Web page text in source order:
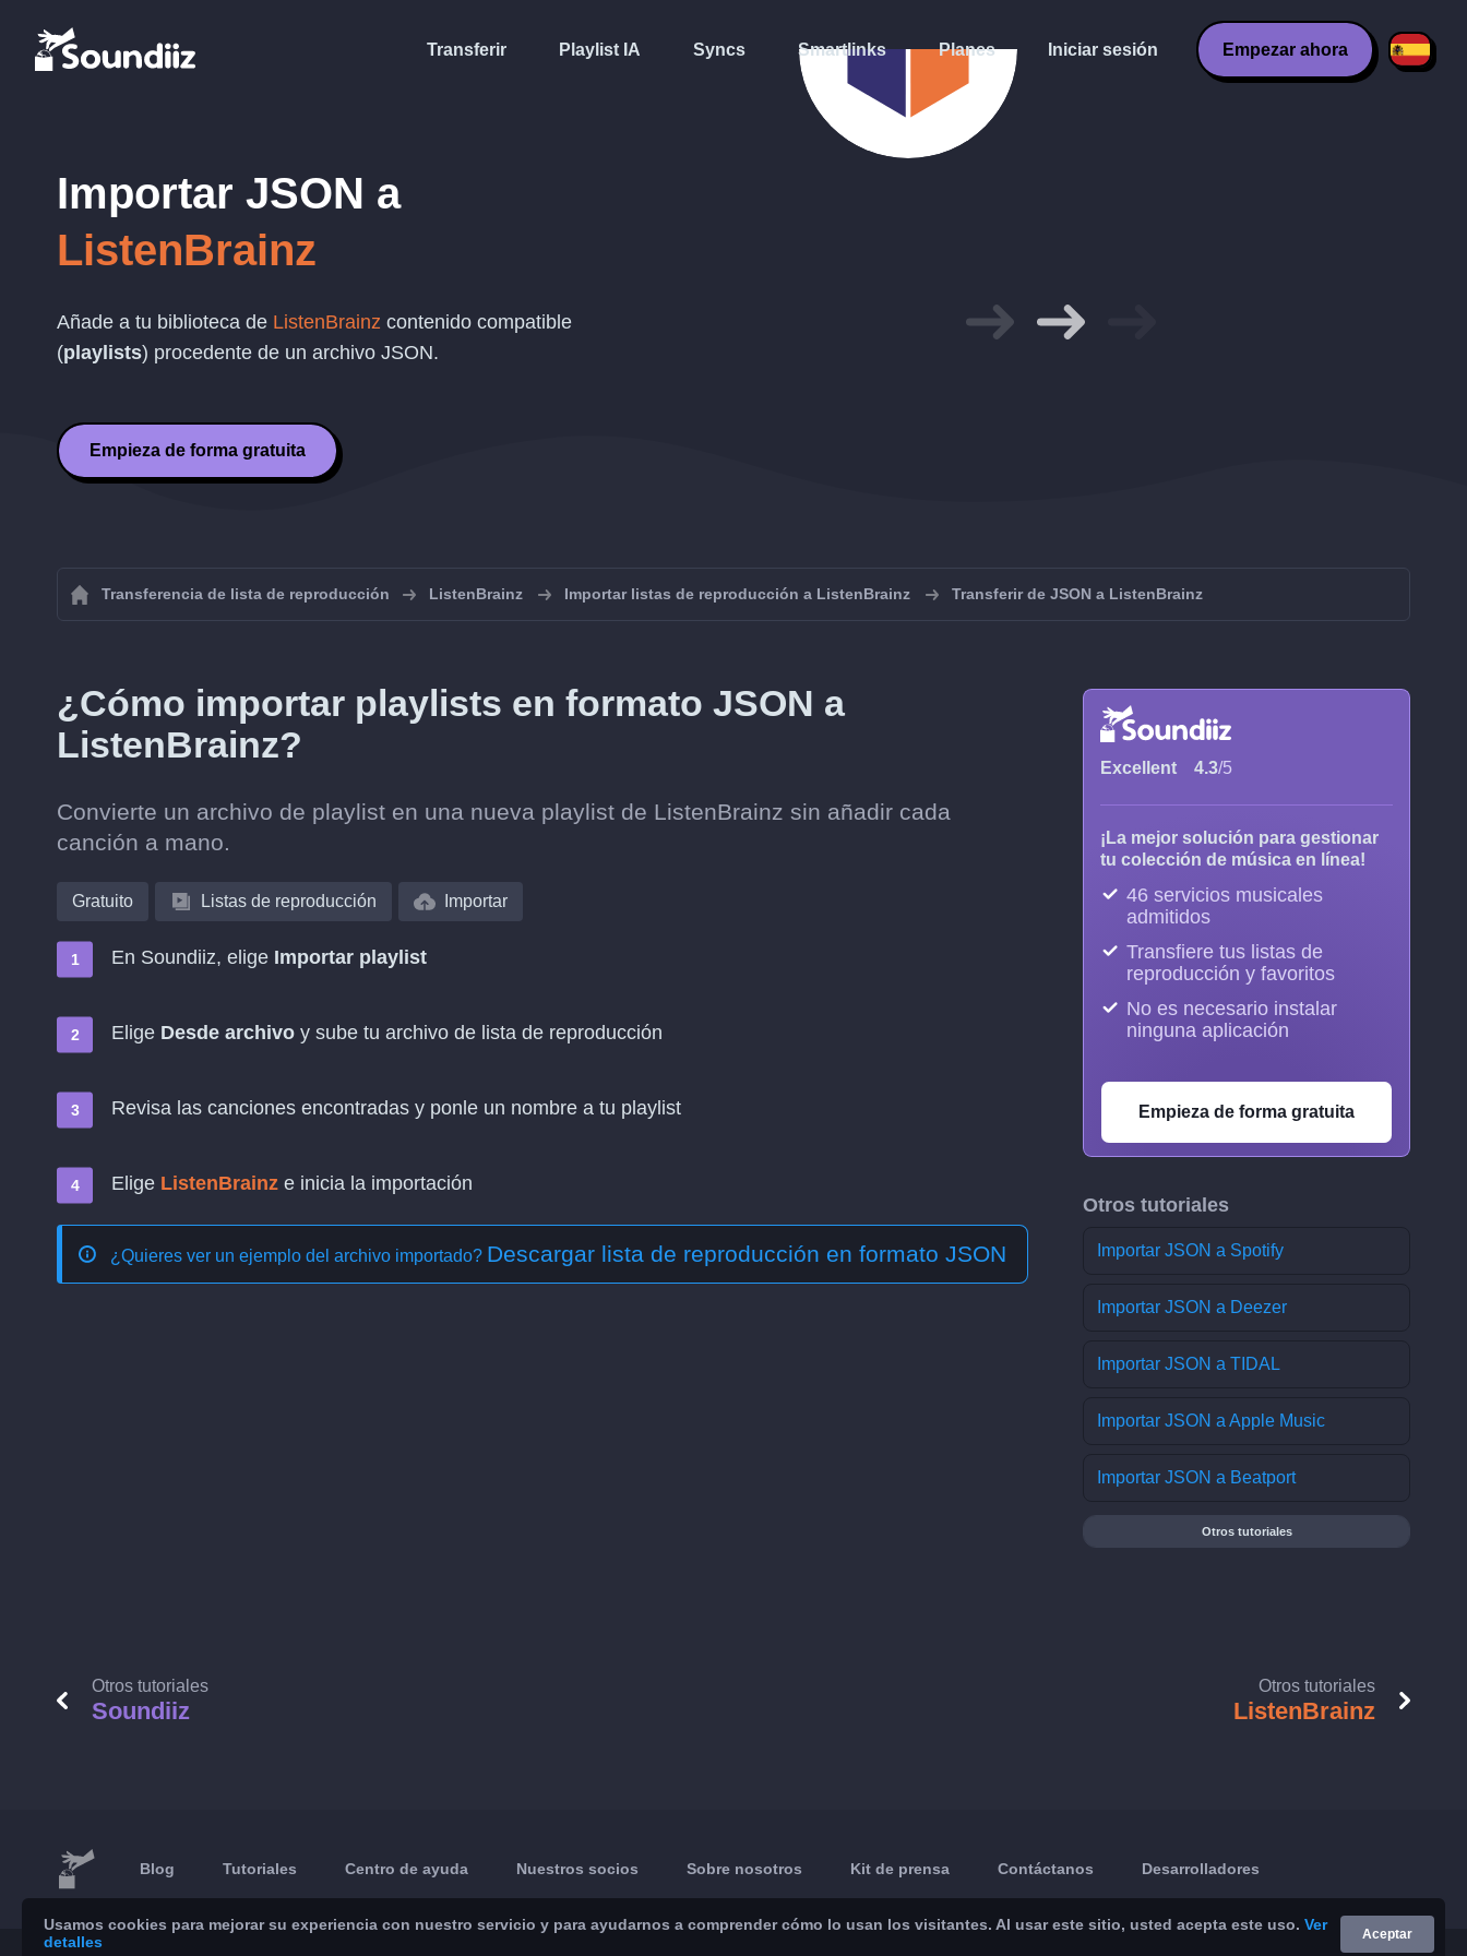
Transferir Playlist IA Syncs Smartlinks Planes Iniciar sesión Empezar ahora
Importar JSON a
ListenBrainz
Añade a tu biblioteca de ListenBrainz contenido compatible
(playlists) procedente de un archivo JSON.
Empieza de forma gratuita
Transferencia de lista de reproducción ListenBrainz Importar listas de reproducción a ListenBrainz Transferir de JSON a ListenBrainz
¿Cómo importar playlists en formato JSON a
ListenBrainz?
Convierte un archivo de playlist en una nueva playlist de ListenBrainz sin añadir cada
canción a mano.
Gratuito Listas de reproducción Importar
En Soundiiz, elige Importar playlist
Elige Desde archivo y sube tu archivo de lista de reproducción
Revisa las canciones encontradas y ponle un nombre a tu playlist
Elige ListenBrainz e inicia la importación
¿Quieres ver un ejemplo del archivo importado? Descargar lista de reproducción en formato JSON
Excellent 4.3/5
¡La mejor solución para gestionar
tu colección de música en línea!
46 servicios musicales
admitidos
Transfiere tus listas de
reproducción y favoritos
No es necesario instalar
ninguna aplicación
Empieza de forma gratuita
Otros tutoriales
Importar JSON a Spotify
Importar JSON a Deezer
Importar JSON a TIDAL
Importar JSON a Apple Music
Importar JSON a Beatport
Otros tutoriales
Otros tutoriales
Soundiiz
Otros tutoriales
ListenBrainz
Blog Tutoriales Centro de ayuda Nuestros socios Sobre nosotros Kit de prensa Contáctanos Desarrolladores
Usamos cookies para mejorar su experiencia con nuestro servicio y para ayudarnos a comprender cómo lo usan los visitantes. Al usar este sitio, usted acepta este uso. Ver
detalles
Aceptar